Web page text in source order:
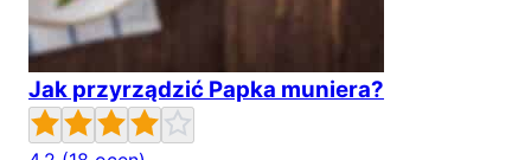
Jak przyrządzić Papka muniera?